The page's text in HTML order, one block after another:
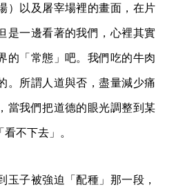
）以及屠宰場裡的畫面，在片
是一邊看著的我們，心裡其實
的「常態」吧。我們吃的牛肉
。所謂人道與否，盡量減少痛
當我們把道德的眼光調整到某
不下去」。
玉子被強迫「配種」那一段，